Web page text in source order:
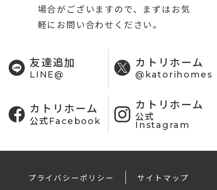
場合がございますので、まずはお気
軽にお問い合わせください。
友達追加
LINE@
カトリホーム
@katorihomes
カトリホーム
公式Facebook
カトリホーム
公式
Instagram
プライバシーポリシー サイトマップ